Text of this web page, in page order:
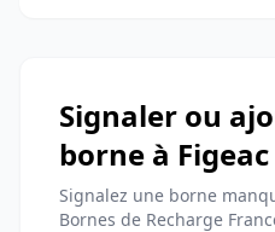
Signaler ou
borne à Figeac
Signalez une borne
Bornes de Recharge